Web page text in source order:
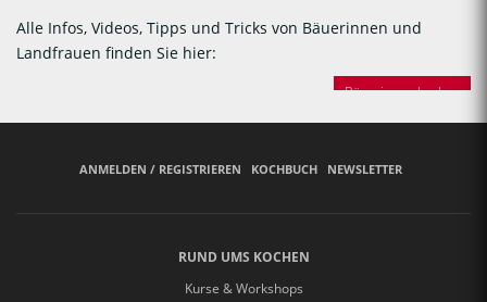
Alle Infos, Videos, Tipps und Tricks von Bäuerinnen und
Landfrauen finden Sie hier:
Bäuerinnen backen
ANMELDEN / REGISTRIEREN KOCHBUCH NEWSLETTER
RUND UMS KOCHEN
Kurse & Workshops